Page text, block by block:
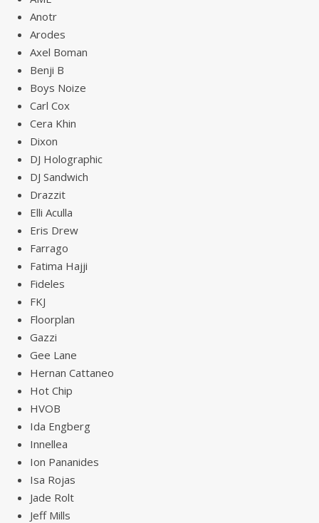
Anotr
Arodes
Axel Boman
Benji B
Boys Noize
Carl Cox
Cera Khin
Dixon
DJ Holographic
DJ Sandwich
Drazzit
Elli Aculla
Eris Drew
Farrago
Fatima Hajji
Fideles
FKJ
Floorplan
Gazzi
Gee Lane
Hernan Cattaneo
Hot Chip
HVOB
Ida Engberg
Innellea
Ion Pananides
Isa Rojas
Jade Rolt
Jeff Mills